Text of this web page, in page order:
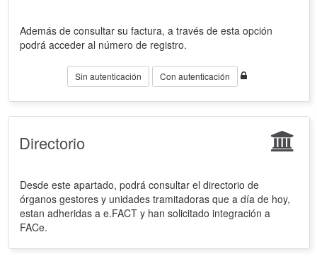
Además de consultar su factura, a través de esta opción
podrá acceder al número de registro.
Sin autenticación Con autenticación
Directorio
Desde este apartado, podrá consultar el directorio de
órganos gestores y unidades tramitadoras que a día de hoy,
estan adheridas a e.FACT y han solicitado integración a
FACe.